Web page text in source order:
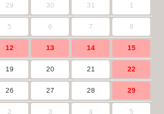
29 30 31 1
5 6 7 8
12 13 14 15
19 20 21 22
26 27 28 29
2 3 4 5